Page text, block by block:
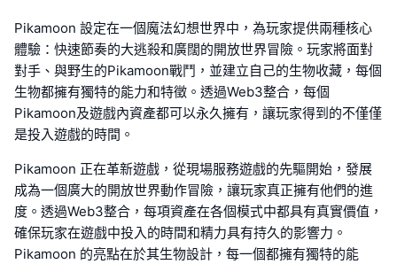
Pikamoon 設定在一個魔法幻想世界中，為玩家提供兩種核心
體驗：快速節奏的大逃殺和廣闊的開放世界冒險。玩家將面對
對手、與野生的Pikamoon戰鬥，並建立自己的生物收藏，每個
生物都擁有獨特的能力和特徵。透過Web3整合，每個
Pikamoon及遊戲內資產都可以永久擁有，讓玩家得到的不僅僅
是投入遊戲的時間。
Pikamoon 正在革新遊戲，從現場服務遊戲的先驅開始，發展
成為一個廣大的開放世界動作冒險，讓玩家真正擁有他們的進
度。透過Web3整合，每項資產在各個模式中都具有真實價值，
確保玩家在遊戲中投入的時間和精力具有持久的影響力。
Pikamoon 的亮點在於其生物設計，每一個都擁有獨特的能